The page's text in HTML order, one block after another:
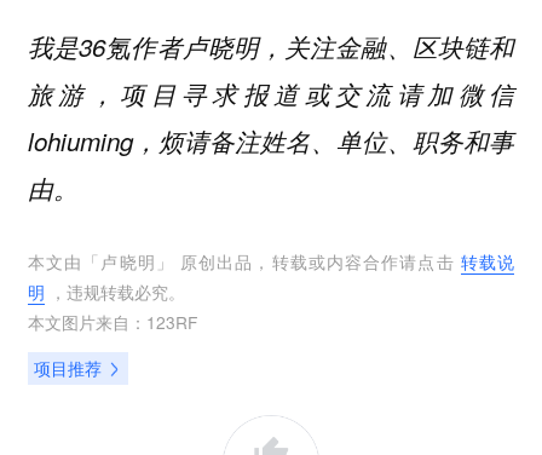
我是36氪作者卢晓明，关注金融、区块链和
旅游，项目寻求报道或交流请加微信
lohiuming，烦请备注姓名、单位、职务和事
由。
本文由「 卢晓明 」 原创出品，转载或内容合作请点击 转载说
明 ，违规转载必究。
本文图片来自： 123RF
项目推荐